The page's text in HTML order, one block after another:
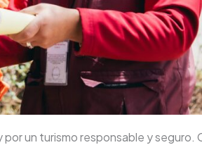
un turismo responsable y seguro.